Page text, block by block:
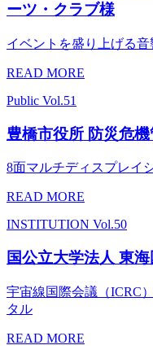
ーツ・クラブ様
イベントを盛り上げる
READ MORE
Public Vol.51
豊橋市役所 防災危
8面マルチディスプレイ
READ MORE
INSTITUTION Vol.50
国公立大学法人 東
宇宙線国際会議（ICRC
タル
READ MORE